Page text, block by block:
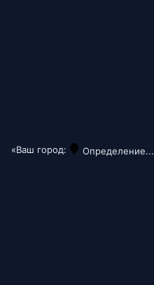
«Ваш город: Определение...